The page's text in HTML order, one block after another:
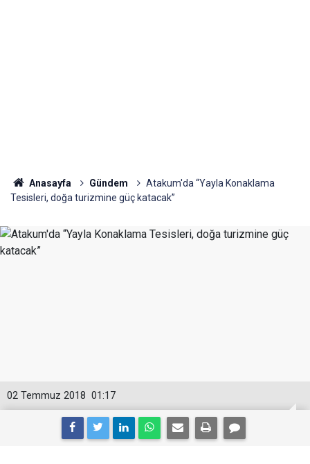
Anasayfa Gündem
Atakum'da “Yayla Konaklama
Tesisleri, doğa turizmine güç katacak”
01:17
02 Temmuz 2018